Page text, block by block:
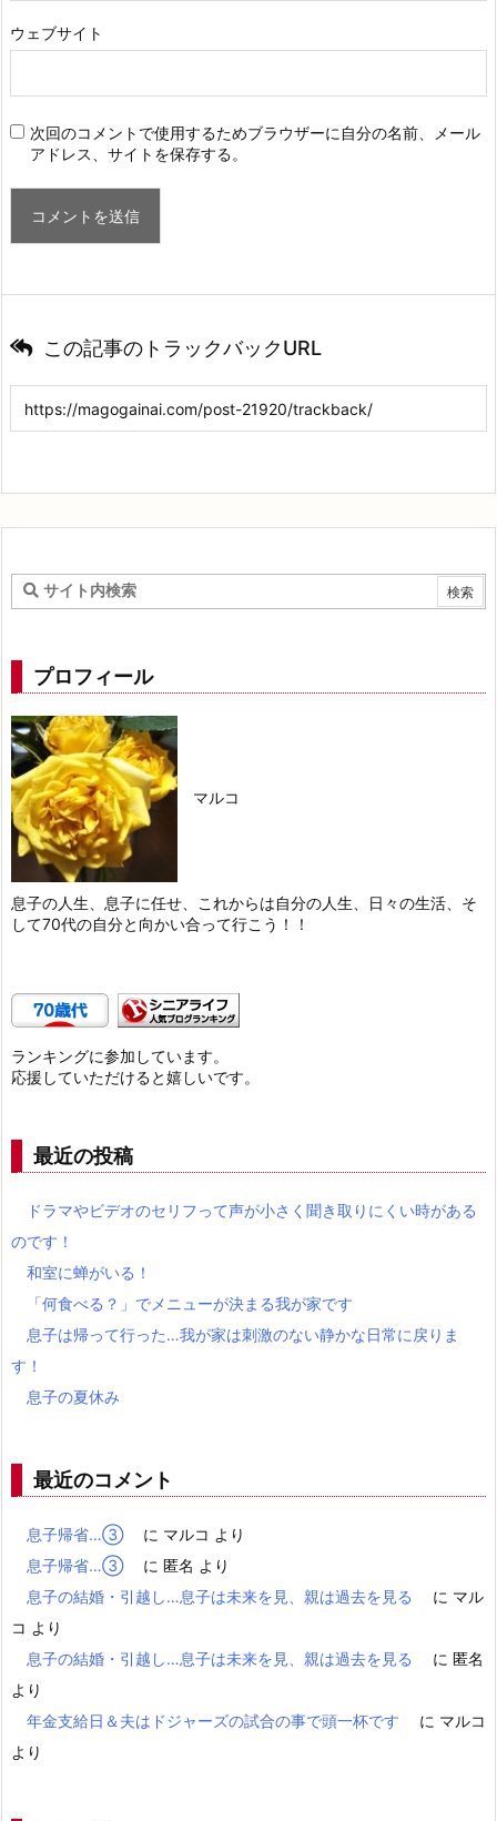
ウェブサイト
次回のコメントで使用するためブラウザーに自分の名前、メール
アドレス、サイトを保存する。
この記事のトラックバックURL
プロフィール
マルコ
息子の人生、息子に任せ、これからは自分の人生、日々の生活、そ
して70代の自分と向かい合って行こう！！
ランキングに参加しています。
応援していただけると嬉しいです。
最近の投稿
ドラマやビデオのセリフって声が小さく聞き取りにくい時がある
のです！
和室に蝉がいる！
「何食べる？」でメニューが決まる我が家です
息子は帰って行った…我が家は刺激のない静かな日常に戻りま
す！
息子の夏休み
最近のコメント
息子帰省…③ に マルコ より
息子帰省…③
に 匿名 より
息子の結婚・引越し…息子は未来を見、親は過去を見る
に マル
コ より
息子の結婚・引越し…息子は未来を見、親は過去を見る
に 匿名
より
年金支給日＆夫はドジャーズの試合の事で頭一杯です
に マルコ
より